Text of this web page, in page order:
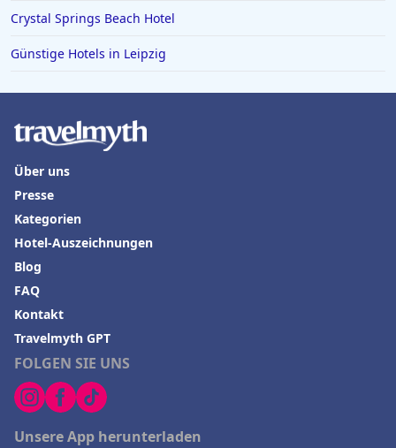
Crystal Springs Beach Hotel
Günstige Hotels in Leipzig
FOLGEN SIE UNS
Unsere App herunterladen
Über uns
Presse
Kategorien
Hotel-Auszeichnungen
Blog
FAQ
Kontakt
Travelmyth GPT